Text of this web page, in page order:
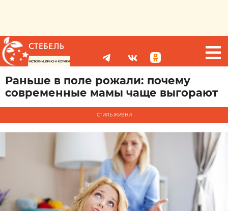
Раньше в поле рожали: почему
современные мамы чаще выгорают
СТИЛЬ ЖИЗНИ